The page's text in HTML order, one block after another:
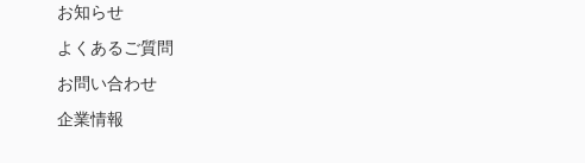
お知らせ
よくあるご質問
お問い合わせ
企業情報